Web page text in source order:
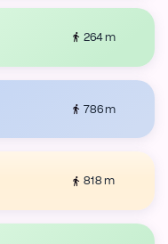
264 m
786 m
818 m